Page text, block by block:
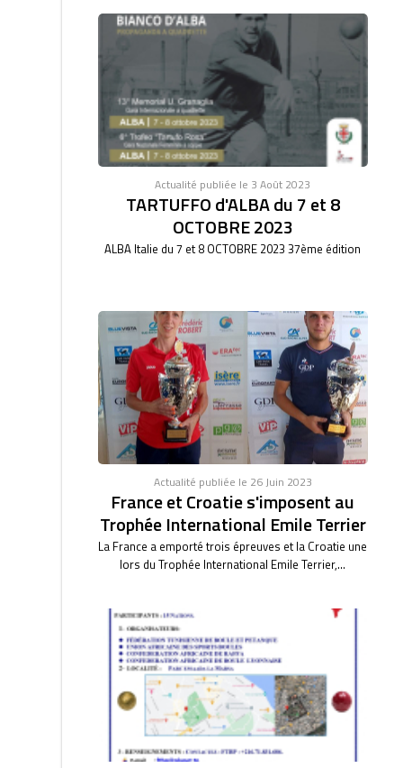
Actualité publiée le 3 Août 2023
TARTUFFO d'ALBA du 7 et 8
OCTOBRE 2023
ALBA Italie du 7 et 8 OCTOBRE 2023 37ème édition
Actualité publiée le 26 Juin 2023
France et Croatie s'imposent au
Trophée International Emile Terrier
La France a emporté trois épreuves et la Croatie une
lors du Trophée International Emile Terrier,...